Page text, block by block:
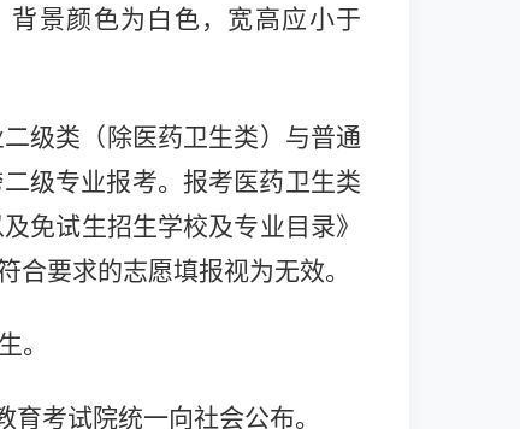
背景颜色为白色，宽高应小于
级类（除医药卫生类）与普通
级专业报考。 报考医药卫生类
免试生招生学校及专业目录》
合要求的志愿填报视为无效。
。
考试院统一向社会公布。